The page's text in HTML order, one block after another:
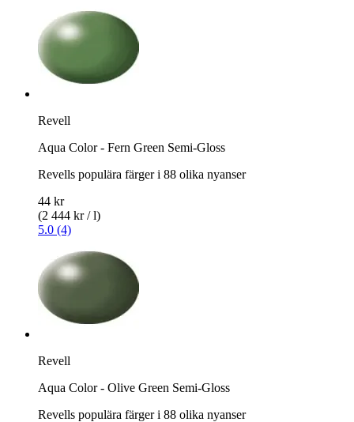
Revell
Aqua Color - Fern Green Semi-Gloss
Revells populära färger i 88 olika nyanser
44 kr
(2 444 kr / l)
5.0 (4)
Revell
Aqua Color - Olive Green Semi-Gloss
Revells populära färger i 88 olika nyanser